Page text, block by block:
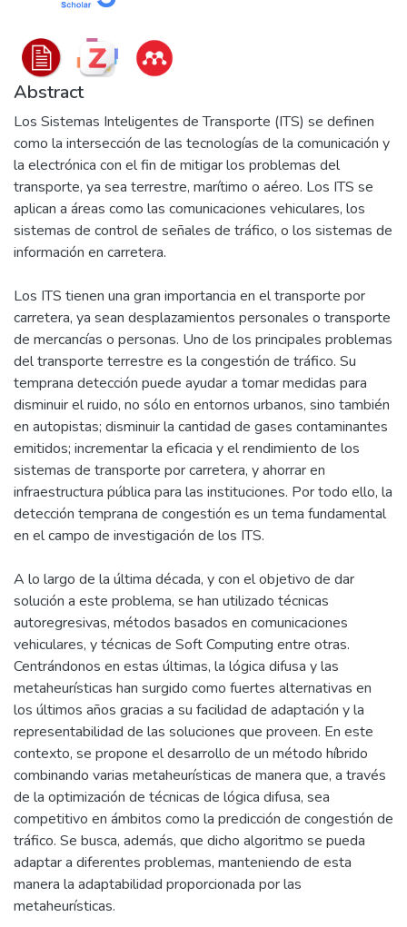
Abstract
Los Sistemas Inteligentes de Transporte (ITS) se definen
como la intersección de las tecnologías de la comunicación y
la electrónica con el fin de mitigar los problemas del
transporte, ya sea terrestre, marítimo o aéreo. Los ITS se
aplican a áreas como las comunicaciones vehiculares, los
sistemas de control de señales de tráfico, o los sistemas de
información en carretera.
Los ITS tienen una gran importancia en el transporte por
carretera, ya sean desplazamientos personales o transporte
de mercancías o personas. Uno de los principales problemas
del transporte terrestre es la congestión de tráfico. Su
temprana detección puede ayudar a tomar medidas para
disminuir el ruido, no sólo en entornos urbanos, sino también
en autopistas; disminuir la cantidad de gases contaminantes
emitidos; incrementar la eficacia y el rendimiento de los
sistemas de transporte por carretera, y ahorrar en
infraestructura pública para las instituciones. Por todo ello, la
detección temprana de congestión es un tema fundamental
en el campo de investigación de los ITS.
A lo largo de la última década, y con el objetivo de dar
solución a este problema, se han utilizado técnicas
autoregresivas, métodos basados en comunicaciones
vehiculares, y técnicas de Soft Computing entre otras.
Centrándonos en estas últimas, la lógica difusa y las
metaheurísticas han surgido como fuertes alternativas en
los últimos años gracias a su facilidad de adaptación y la
representabilidad de las soluciones que proveen. En este
contexto, se propone el desarrollo de un método híbrido
combinando varias metaheurísticas de manera que, a través
de la optimización de técnicas de lógica difusa, sea
competitivo en ámbitos como la predicción de congestión de
tráfico. Se busca, además, que dicho algoritmo se pueda
adaptar a diferentes problemas, manteniendo de esta
manera la adaptabilidad proporcionada por las
metaheurísticas.